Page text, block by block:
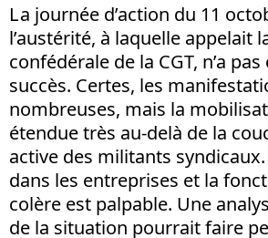
L a journée d’action du 11
l’austérité, à laquelle appelait
confédérale de la CGT, n’a
succès. Certes, les
nombreuses, mais la
étendue très au-delà de la
active des militants
dans les entreprises et la
colère est palpable. Une
de la situation pourrait faire